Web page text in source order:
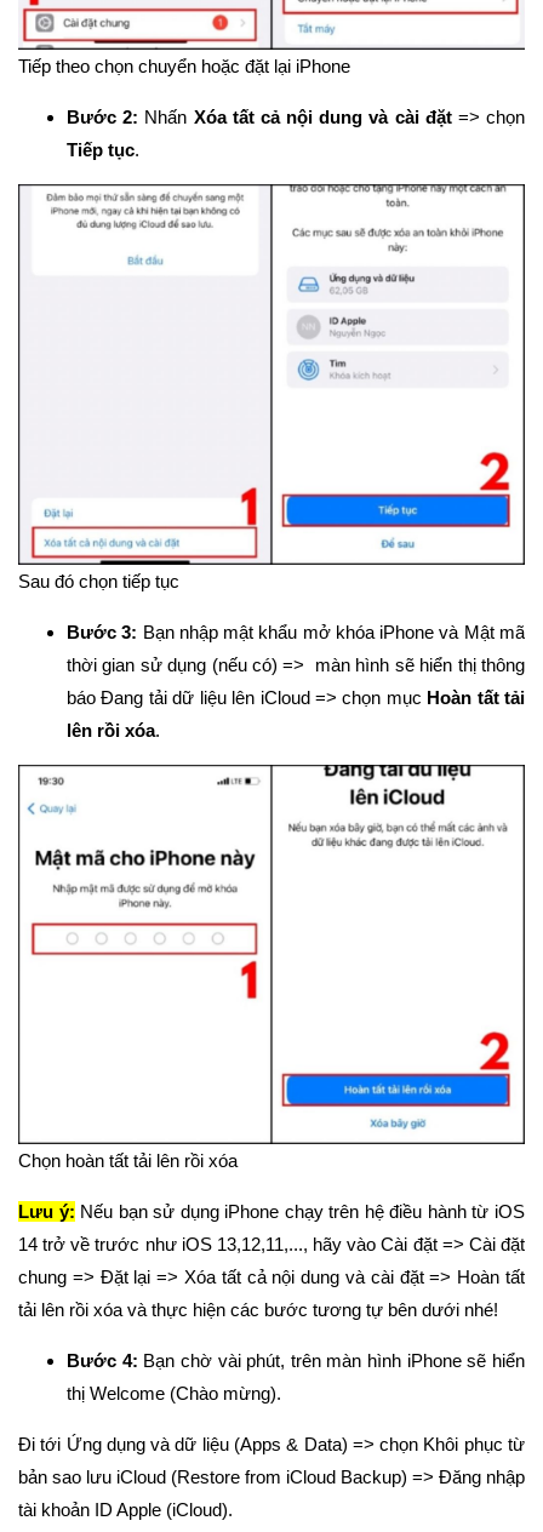
Tiếp theo chọn chuyển hoặc đặt lại iPhone
Bước 2: Nhấn Xóa tất cả nội dung và cài đặt=> chọn
Tiếp tục.
Sau đó chọn tiếp tục
Bước 3: Bạn nhập mật khẩu mở khóa iPhone và Mật mã
thời gian sử dụng (nếu có) => màn hình sẽ hiển thị thông
báo Đang tải dữ liệu lên iCloud => chọn mục Hoàn tất tải
lên rồi xóa.
Chọn hoàn tất tải lên rồi xóa
Lưu ý: Nếu bạn sử dụng iPhone chạy trên hệ điều hành từ iOS
14 trở về trước như iOS 13,12,11,..., hãy vào Cài đặt => Cài đặt
chung => Đặt lại => Xóa tất cả nội dung và cài đặt => Hoàn tất
tải lên rồi xóa và thực hiện các bước tương tự bên dưới nhé!
Bước 4: Bạn chờ vài phút, trên màn hình iPhone sẽ hiển
thị Welcome (Chào mừng).
Đi tới Ứng dụng và dữ liệu (Apps & Data) => chọn Khôi phục từ
bản sao lưu iCloud (Restore from iCloud Backup) => Đăng nhập
tài khoản ID Apple (iCloud).